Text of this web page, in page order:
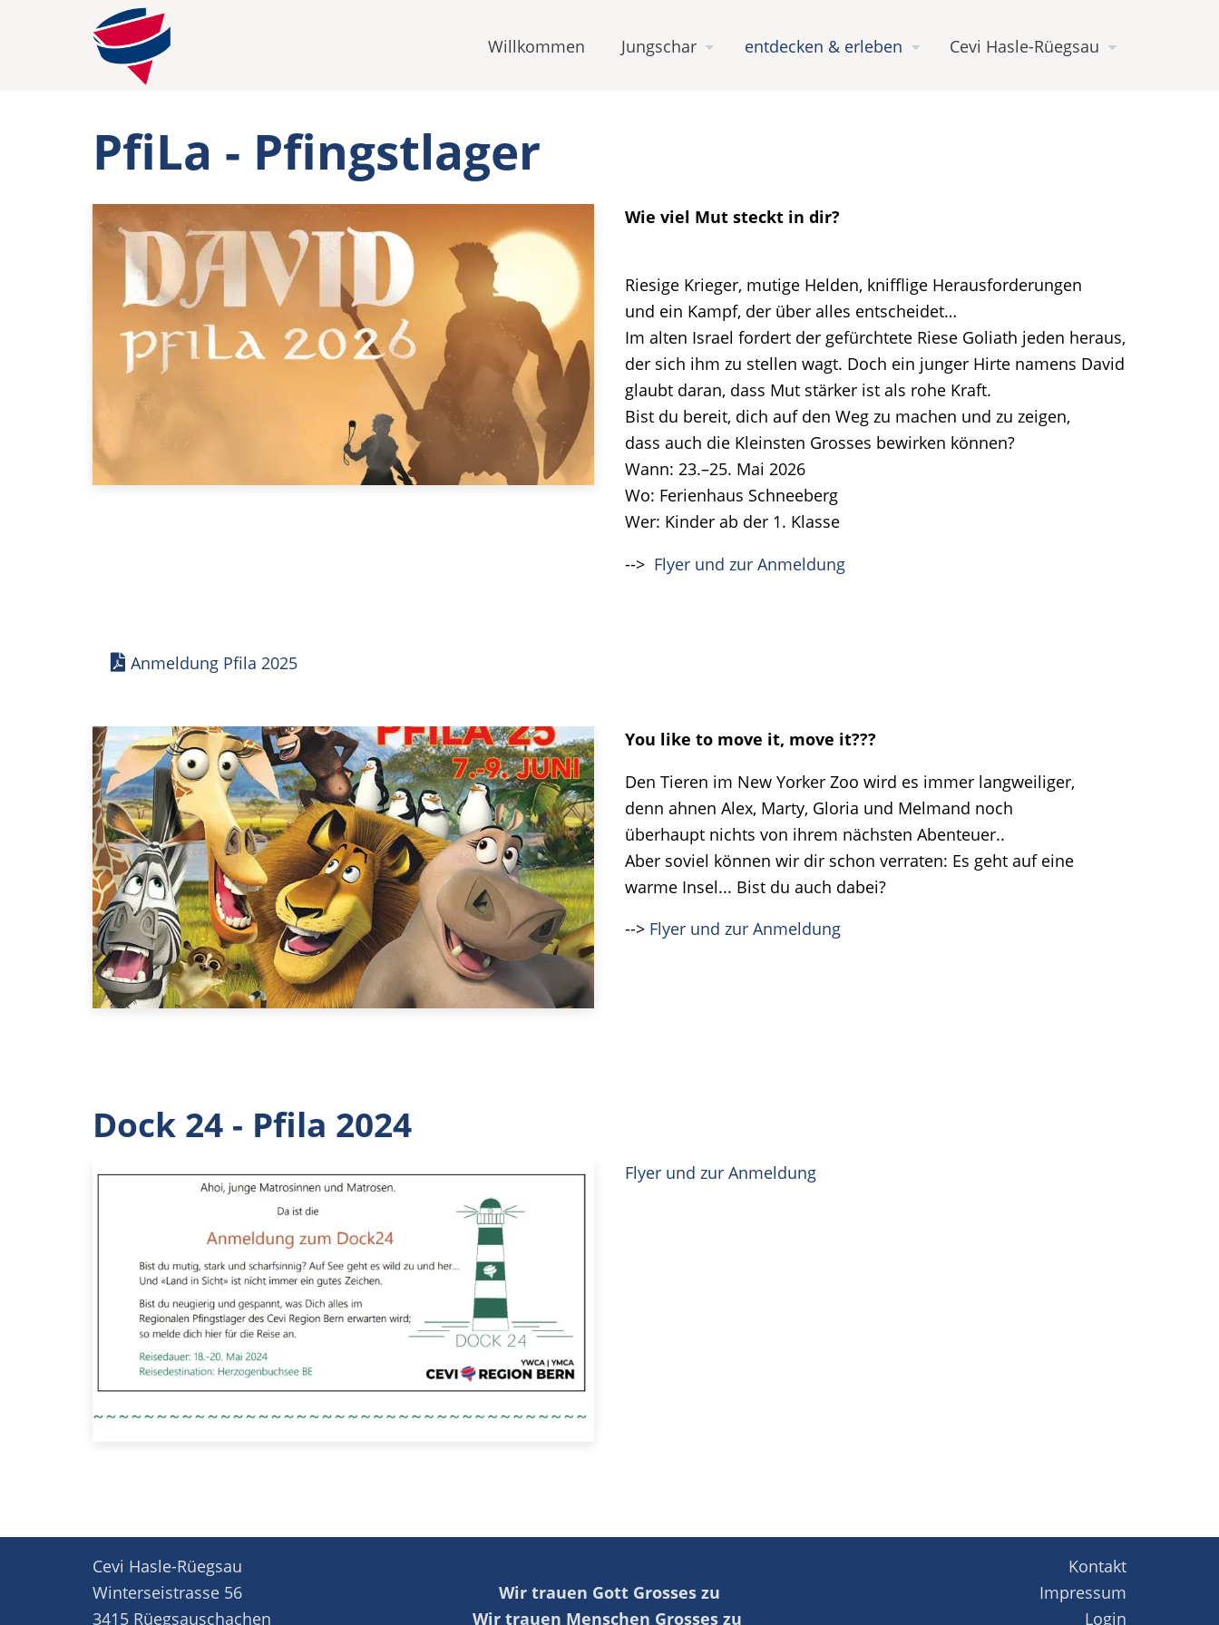
Willkommen Jungschar entdecken & erleben Cevi Hasle-Rüegsau
PfiLa - Pfingstlager
Wie viel Mut steckt in dir?
Riesige Krieger, mutige Helden, knifflige Herausforderungen
und ein Kampf, der über alles entscheidet…
Im alten Israel fordert der gefürchtete Riese Goliath jeden heraus,
der sich ihm zu stellen wagt. Doch ein junger Hirte namens David
glaubt daran, dass Mut stärker ist als rohe Kraft.
Bist du bereit, dich auf den Weg zu machen und zu zeigen,
dass auch die Kleinsten Grosses bewirken können?
Wann: 23.–25. Mai 2026
Wo: Ferienhaus Schneeberg
Wer: Kinder ab der 1. Klasse
--> Flyer und zur Anmeldung
Anmeldung Pfila 2025
You like to move it, move it???
Den Tieren im New Yorker Zoo wird es immer langweiliger,
denn ahnen Alex, Marty, Gloria und Melmand noch
überhaupt nichts von ihrem nächsten Abenteuer..
Aber soviel können wir dir schon verraten: Es geht auf eine
warme Insel... Bist du auch dabei?
--> Flyer und zur Anmeldung
Dock 24 - Pfila 2024
Flyer und zur Anmeldung
Cevi Hasle-Rüegsau
Winterseistrasse 56
3415 Rüegsauschachen
Wir trauen Gott Grosses zu
Wir trauen Menschen Grosses zu
Kontakt
Impressum
Login